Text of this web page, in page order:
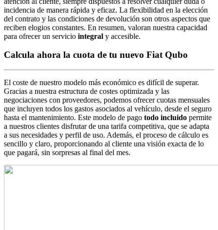
incidencia de manera rápida y eficaz. La flexibilidad en la elección
del contrato y las condiciones de devolución son otros aspectos que
reciben elogios constantes. En resumen, valoran nuestra capacidad
para ofrecer un servicio integral y accesible.
Calcula ahora la cuota de tu nuevo Fiat Qubo
El coste de nuestro modelo más económico es difícil de superar.
Gracias a nuestra estructura de costes optimizada y las
negociaciones con proveedores, podemos ofrecer cuotas mensuales
que incluyen todos los gastos asociados al vehículo, desde el seguro
hasta el mantenimiento. Este modelo de pago todo incluido permite
a nuestros clientes disfrutar de una tarifa competitiva, que se adapta
a sus necesidades y perfil de uso. Además, el proceso de cálculo es
sencillo y claro, proporcionando al cliente una visión exacta de lo
que pagará, sin sorpresas al final del mes.